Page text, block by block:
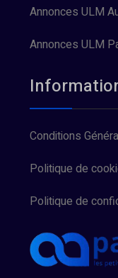
Annonces ULM
Annonces ULM
Conditions
Politique de
Politique de